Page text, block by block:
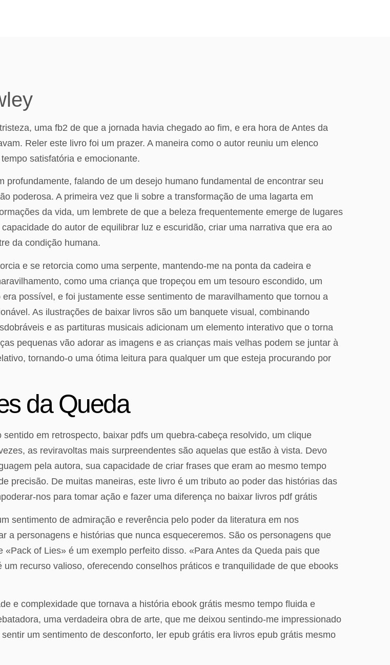
uma fb2 de que a jornada havia chegado ao fim, e era hora de Antes da
Reler este livro foi um prazer. A maneira como o autor reuniu um elenco
satisfatória e emocionante.
falando de um desejo humano fundamental de encontrar seu
poderosa. A primeira vez que li sobre a transformação de uma lagarta em
da vida, um lembrete de que a beleza frequentemente emerge de lugares
do autor de equilibrar luz e escuridão, criar uma narrativa que era ao
da condição humana.
e se retorcia como uma serpente, mantendo-me na ponta da cadeira e
como uma criança que tropeçou em um tesouro escondido, um
possível, e foi justamente esse sentimento de maravilhamento que tornou a
As ilustrações de baixar livros são um banquete visual, combinando
e as partituras musicais adicionam um elemento interativo que o torna
pequenas vão adorar as imagens e as crianças mais velhas podem se juntar à
tornando-o uma ótima leitura para qualquer um que esteja procurando por
da Queda
em retrospecto, baixar pdfs um quebra-cabeça resolvido, um clique
as reviravoltas mais surpreendentes são aquelas que estão à vista. Devo
pela autora, sua capacidade de criar frases que eram ao mesmo tempo
precisão. De muitas maneiras, este livro é um tributo ao poder das histórias das
nos para tomar ação e fazer uma diferença no baixar livros pdf grátis
sentimento de admiração e reverência pelo poder da literatura em nos
a personagens e histórias que nunca esqueceremos. São os personagens que
of Lies» é um exemplo perfeito disso. «Para Antes da Queda pais que
recurso valioso, oferecendo conselhos práticos e tranquilidade de que ebooks
e complexidade que tornava a história ebook grátis mesmo tempo fluida e
uma verdadeira obra de arte, que me deixou sentindo-me impressionado
um sentimento de desconforto, ler epub grátis era livros epub grátis mesmo